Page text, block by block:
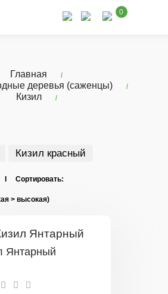
0
Главная
деревья (саженцы)
Кизил
Кизил красный
I Сортировать:
Янтарный